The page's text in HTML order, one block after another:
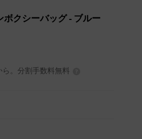
ボクシーバッグ- ブルー
。分割手数料無料